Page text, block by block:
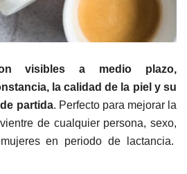
visibles a medio plazo,
la calidad de la piel y su
partida. Perfecto para mejorar la
de cualquier persona, sexo,
en periodo de lactancia.